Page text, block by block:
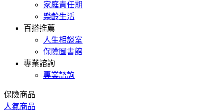
家庭責任期
樂齡生活
百搭推薦
人生相談室
保險圖書館
專業諮詢
專業諮詢
保險商品
人氣商品